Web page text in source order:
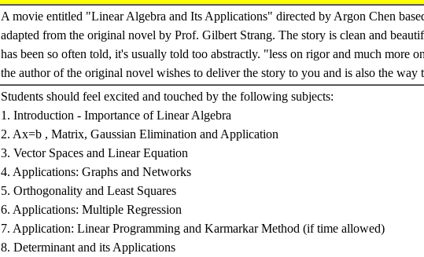
A movie entitled "Linear Algebra and Its Applications" directed by Argon Chen
adapted from the original novel by Prof. Gilbert Strang. The story is clean and
has been so often told, it's usually told too abstractly. "less on rigor and much more
the author of the original novel wishes to deliver the story to you and is also the
Students should feel excited and touched by the following subjects:
1. Introduction - Importance of Linear Algebra
2. Ax=b , Matrix, Gaussian Elimination and Application
3. Vector Spaces and Linear Equation
4. Applications: Graphs and Networks
5. Orthogonality and Least Squares
6. Applications: Multiple Regression
7. Application: Linear Programming and Karmarkar Method (if time allowed)
8. Determinant and its Applications